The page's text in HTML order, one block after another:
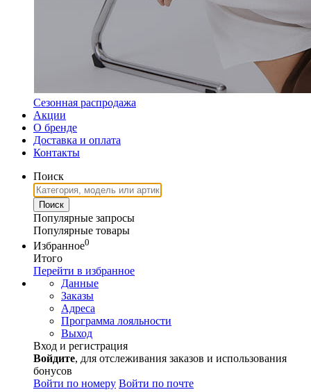
Сезонная распродажа
Акции
О бренде
Доставка и оплата
Контакты
Поиск
Популярные запросы
Популярные товары
Избранное0
Итого
Перейти в избранное
Данные
Заказы
Адреса
Программа лояльности
Выход
Вход и регистрация
Войдите, для отслеживания заказов и использования
бонусов
Войти по номеру Войти по почте